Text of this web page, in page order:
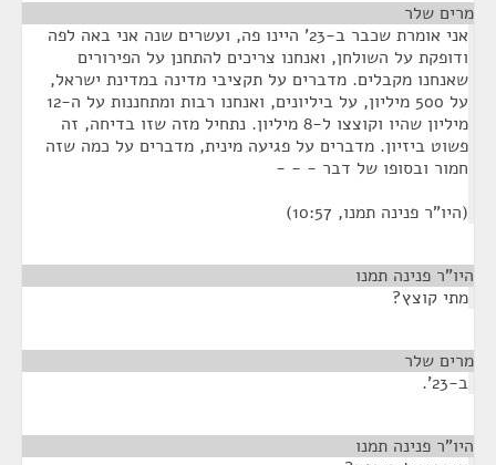
מרים שלר
אני אומרת שכבר ב-23' היינו פה, ועשרים שנה אני באה לפה
ודופקת על השולחן, ואנחנו צריכים להתחנן על הפירורים
שאנחנו מקבלים. מדברים על תקציבי מדינה במדינת ישראל,
על 500 מיליון, על ביליונים, ואנחנו רבות ומתחננות על ה-12
מיליון שהיו וקוצצו ל-8 מיליון. נתחיל מזה שזו בדיחה, זה
פשוט ביזיון. מדברים על פגיעה מינית, מדברים על כמה שזה
חמור ובסופו של דבר - - -
(היו"ר פנינה תמנו, 10:57)
היו"ר פנינה תמנו
מתי קוצץ?
מרים שלר
ב-23'.
היו"ר פנינה תמנו